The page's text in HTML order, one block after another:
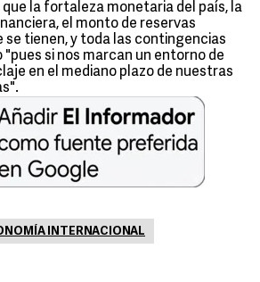
que la fortaleza monetaria del país, la
el monto de reservas
se tienen, y toda las contingencias
"pues si nos marcan un entorno de
en el mediano plazo de nuestras
INTERNACIONAL